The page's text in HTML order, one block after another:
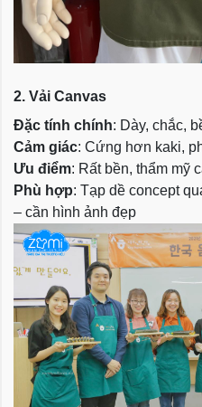
2. Vải Canvas
Đặc tính chính: Dày, chắc,
Cảm giác: Cứng hơn kaki,
Ưu điểm: Rất bền, thẩm mỹ
Phù hợp: Tạp dề concept
– cần hình ảnh đẹp